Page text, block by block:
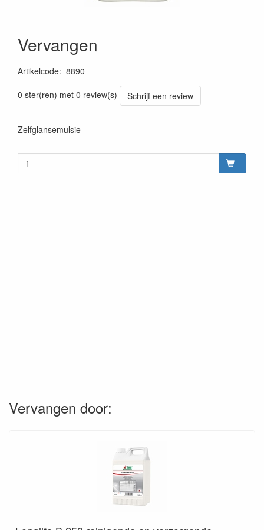
Vervangen
Artikelcode: 8890
0 ster(ren) met 0 review(s)
Schrijf een review
Zelfglansemulsie
Vervangen door: